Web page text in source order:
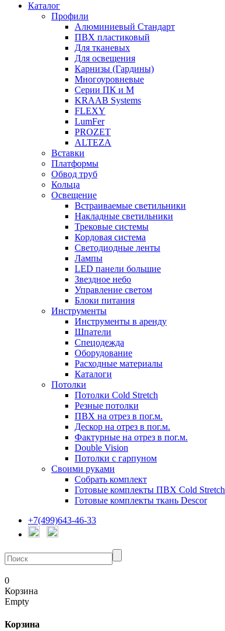
Каталог
Профили
Алюминиевый Стандарт
ПВХ пластиковый
Для тканевых
Для освещения
Карнизы (Гардины)
Многоуровневые
Серии ПК и М
KRAAB Systems
FLEXY
LumFer
PROZET
ALTEZA
Вставки
Платформы
Обвод труб
Кольца
Освещение
Встраиваемые светильники
Накладные светильники
Трековые системы
Кордовая система
Светодиодные ленты
Лампы
LED панели большие
Звездное небо
Управление светом
Блоки питания
Инструменты
Инструменты в аренду
Шпатели
Спецодежда
Оборудование
Расходные материалы
Каталоги
Потолки
Потолки Cold Stretch
Резные потолки
ПВХ на отрез в пог.м.
Дескор на отрез в пог.м.
Фактурные на отрез в пог.м.
Double Vision
Потолки с гарпуном
Своими руками
Собрать комплект
Готовые комплекты ПВХ Cold Stretch
Готовые комплекты ткань Descor
+7(499)643-46-33
0
Корзина
Empty
Корзина